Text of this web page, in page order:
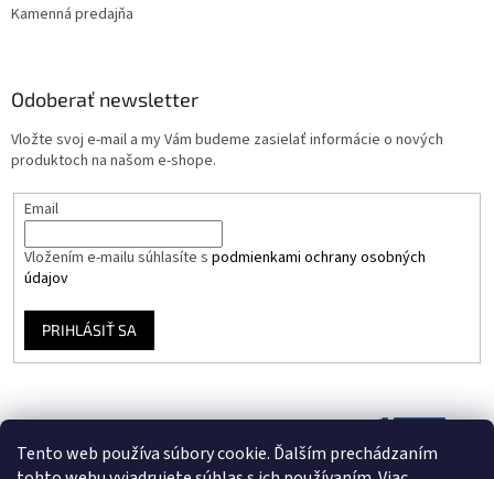
Tento web používa súbory cookie. Ďalším prechádzaním
Kamenná predajňa
Odoberať newsletter
Vložte svoj e-mail a my Vám budeme zasielať informácie o nových
produktoch na našom e-shope.
Email
Vložením e-mailu súhlasíte s podmienkami ochrany osobných
údajov
PRIHLÁSIŤ SA